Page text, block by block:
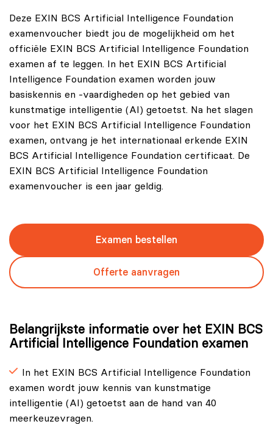
Deze EXIN BCS Artificial Intelligence Foundation
examenvoucher biedt jou de mogelijkheid om het
officiële EXIN BCS Artificial Intelligence Foundation
examen af te leggen. In het EXIN BCS Artificial
Intelligence Foundation examen worden jouw
basiskennis en -vaardigheden op het gebied van
kunstmatige intelligentie (AI) getoetst. Na het slagen
voor het EXIN BCS Artificial Intelligence Foundation
examen, ontvang je het internationaal erkende EXIN
BCS Artificial Intelligence Foundation certificaat. De
EXIN BCS Artificial Intelligence Foundation
examenvoucher is een jaar geldig.
Examen bestellen
Offerte aanvragen
Belangrijkste informatie over het EXIN BCS
Artificial Intelligence Foundation examen
In het EXIN BCS Artificial Intelligence Foundation
examen wordt jouw kennis van kunstmatige
intelligentie (AI) getoetst aan de hand van 40
meerkeuzevragen.